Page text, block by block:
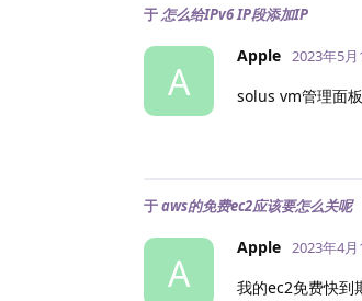
于怎么给IPv6 IP段添加IP
A
Apple 2023年5月
solus vm管理面
于aws的免费ec2应该要怎么关呢
A
Apple 2023年4月
我的ec2免费快到